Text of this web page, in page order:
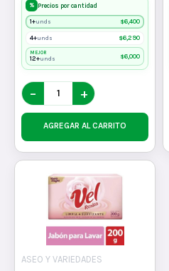
% Precios por cantidad
1+unds $6,400
4+unds $6,290
MEJOR
12+unds $6,000
− +
AGREGAR AL CARRITO
ASEO Y VARIEDADES